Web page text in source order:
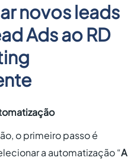
novos leads
Ads ao RD
o primeiro passo é
a automatização “A